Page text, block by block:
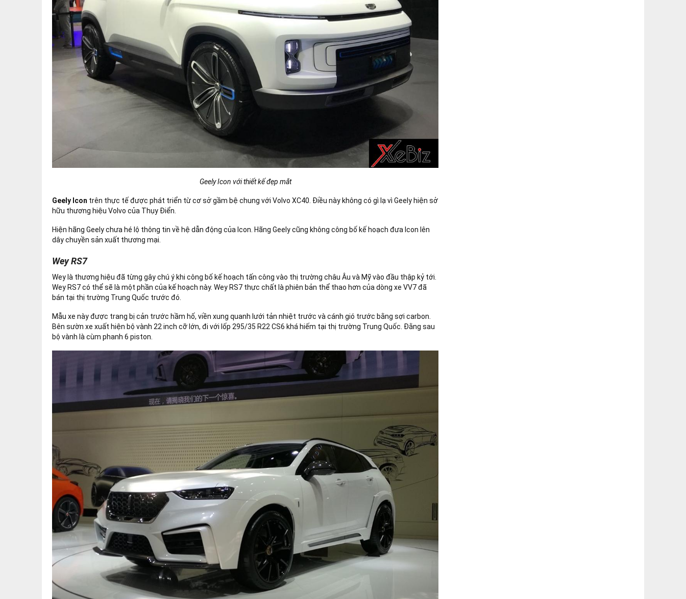
Geely Icon với thiết kế đẹp mắt
Geely Icon trên thực tế được phát triển từ cơ sở gầm bệ chung với Volvo XC40. Điều này không có gì lạ vì Geely hiện sở
hữu thương hiệu Volvo của Thụy Điển.
Hiện hãng Geely chưa hé lộ thông tin về hệ dẫn động của Icon. Hãng Geely cũng không công bố kế hoạch đưa Icon lên
dây chuyền sản xuất thương mại.
Wey RS7
Wey là thương hiệu đã từng gây chú ý khi công bố kế hoạch tấn công vào thị trường châu Âu và Mỹ vào đầu thập kỷ tới.
Wey RS7 có thể sẽ là một phần của kế hoạch này. Wey RS7 thực chất là phiên bản thể thao hơn của dòng xe VV7 đã
bán tại thị trường Trung Quốc trước đó.
Mẫu xe này được trang bị cản trước hầm hố, viền xung quanh lưới tản nhiệt trước và cánh gió trước bằng sợi carbon.
Bên sườn xe xuất hiện bộ vành 22 inch cỡ lớn, đi với lốp 295/35 R22 CS6 khá hiếm tại thị trường Trung Quốc. Đằng sau
bộ vành là cùm phanh 6 piston.